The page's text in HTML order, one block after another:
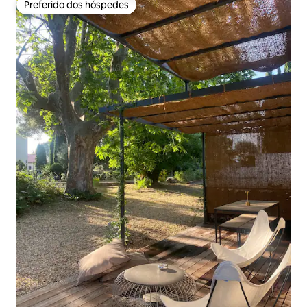
Preferido dos hóspedes
Preferido dos hóspedes